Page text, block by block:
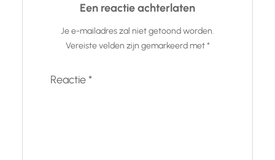
Een reactie achterlaten
Je e-mailadres zal niet getoond worden.
Vereiste velden zijn gemarkeerd met*
Reactie*